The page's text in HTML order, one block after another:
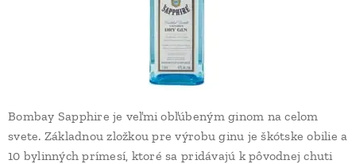
Bombay Sapphire je veľmi obľúbeným ginom na celom
svete. Základnou zložkou pre výrobu ginu je škótske obilie a
10 bylinných prímesí, ktoré sa pridávajú k pôvodnej chuti